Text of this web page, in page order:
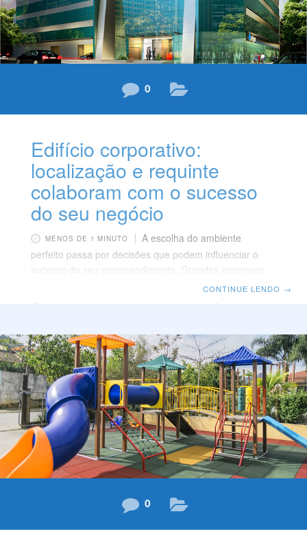
0
Edifício corporativo:
localização e requinte
colaboram com o sucesso
do seu negócio
MENOS DE 1 MINUTO
A escolha do ambiente
perfeito passa por decisões que podem influenciar o
sucesso do seu empreendimento. Grandes empresas
fazem jus a ambientes condizentes com a sua
a localização do ambiente onde você pretende instalar o
seu escritório é preciso levar em conta fatores como,
por exemplo, a segurança do bairro, as opções de
estacionamento no prédio e nas proximidades,
CONTINUE LENDO →
0